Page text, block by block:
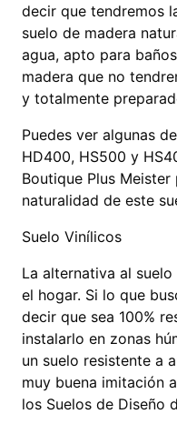
decir que tendremos
suelo de madera
agua, apto para
madera que no
y totalmente
Puedes ver algunas
HD400, HS500 y
Boutique Plus
naturalidad de este
Suelo Vinílicos
La alternativa al
el hogar. Si lo que
decir que sea 100%
instalarlo en zonas
un suelo resistente a
muy buena imitación
los Suelos de Diseño